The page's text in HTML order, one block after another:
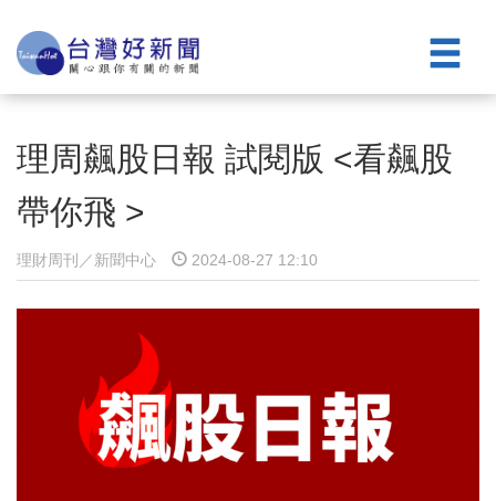
理周飆股日報 試閱版 <看飆股
帶你飛 >
理財周刊／新聞中心 2024-08-27 12:10